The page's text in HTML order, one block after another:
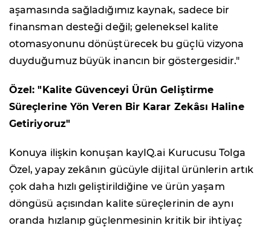
aşamasında sağladığımız kaynak, sadece bir
finansman desteği değil; geleneksel kalite
otomasyonunu dönüştürecek bu güçlü vizyona
duyduğumuz büyük inancın bir göstergesidir."
Özel: "Kalite Güvenceyi Ürün Geliştirme
Süreçlerine Yön Veren Bir Karar Zekâsı Haline
Getiriyoruz"
Konuya ilişkin konuşan kayIQ.ai Kurucusu Tolga
Özel, yapay zekânın gücüyle dijital ürünlerin artık
çok daha hızlı geliştirildiğine ve ürün yaşam
döngüsü açısından kalite süreçlerinin de aynı
oranda hızlanıp güçlenmesinin kritik bir ihtiyaç